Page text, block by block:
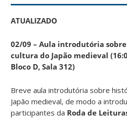
ATUALIZADO
02/09 – Aula introdutória
cultura do Japão medieval
Bloco D, Sala 312)
Breve aula introdutória sobre
Japão medieval, de modo a
participantes da Roda de